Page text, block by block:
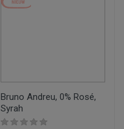
Bruno Andreu, 0% Rosé,
Syrah